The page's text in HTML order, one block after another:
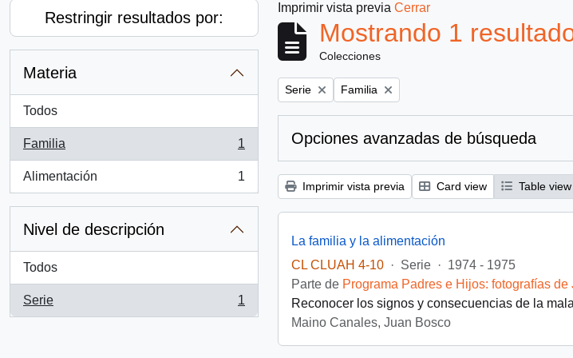
Restringir resultados por:
Materia
Todos
Familia
, 1 resultados
1
Alimentación
, 1 resultados
1
Nivel de descripción
Todos
Serie
, 1 resultados
1
Imprimir vista previa Cerrar
Mostrando 1
Colecciones
Remove filter:
Serie Remove filter:
Familia
Opciones avanzadas de búsqueda
Imprimir vista previa Card view Table view
La familia y la alimentación
CL CLUAH 4-10 · Serie · 1974 - 1975
Parte de Programa Padres e Hijos: fotografías de
Reconocer los signos y consecuencias de la
Maino Canales, Juan Bosco